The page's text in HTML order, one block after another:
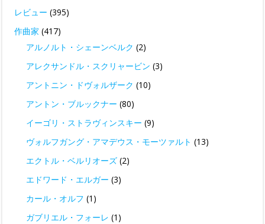
レビュー (395)
作曲家 (417)
アルノルト・シェーンベルク (2)
アレクサンドル・スクリャービン (3)
アントニン・ドヴォルザーク (10)
アントン・ブルックナー (80)
イーゴリ・ストラヴィンスキー (9)
ヴォルフガング・アマデウス・モーツァルト (13)
エクトル・ベルリオーズ (2)
エドワード・エルガー (3)
カール・オルフ (1)
ガブリエル・フォーレ (1)